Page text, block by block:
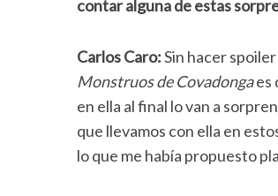
contar alguna de estas
Carlos Caro:Sin hacer
Monstruos de Covadongaes
en ella al final lo van a
que llevamos con ella en
lo que me había propuesto